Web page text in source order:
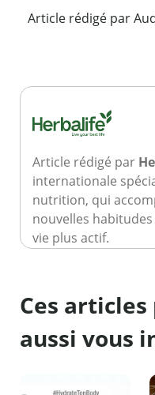
Article rédigé par
Article rédigé par
internationale
nutrition, qui
nouvelles
vie plus actif.
Ces
aussi vous